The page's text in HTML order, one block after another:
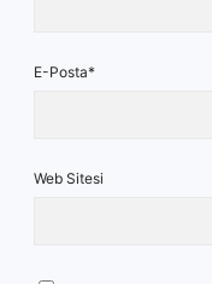
E-Posta*
Web Sitesi